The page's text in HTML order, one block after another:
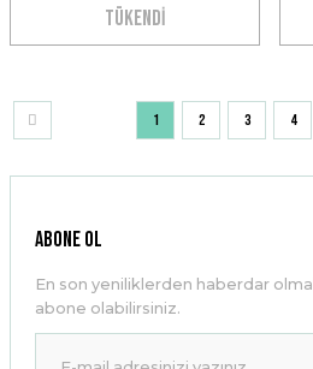
TÜKENDİ
1 2 3 4
ABONE OL
En son yeniliklerden haberdar
abone olabilirsiniz.